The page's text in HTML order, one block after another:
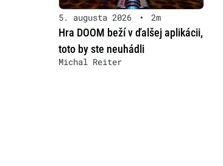
5. augusta 2026 • 2m
Hra DOOM beží v ďalšej aplikácii,
toto by ste neuhádli
Michal Reiter